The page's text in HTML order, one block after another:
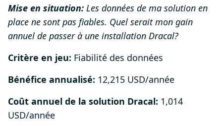
Mise en situation: Les données de ma solution en
place ne sont pas fiables. Quel serait mon gain
annuel de passer à une installation Dracal?
Critère en jeu: Fiabilité des données
Bénéfice annualisé: 12,215 USD/année
Coût annuel de la solution Dracal: 1,014
USD/année